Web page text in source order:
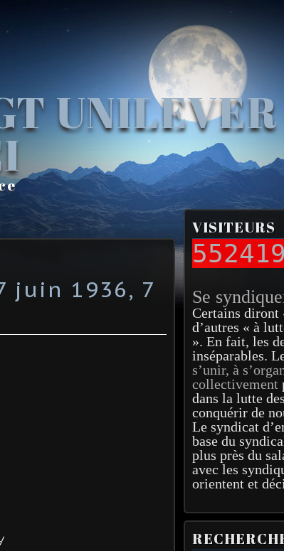
UNILEVER
juin 1936, 7
VISITEURS
552419
Se
Certains diront
d’autres « à
». En fait, les
inséparables.
s’unir, à
collectivement
dans la lutte
conquérir de
Le syndicat
base du
plus près du
avec les
orientent et